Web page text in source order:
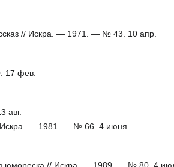
// Искра. — 1971. — № 43. 10 апр.
17 фев.
авг.
Искра. — 1981. — № 66. 4 июня.